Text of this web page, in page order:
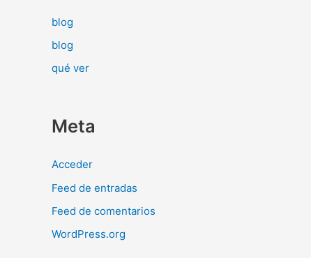
blog
blog
qué ver
Meta
Acceder
Feed de entradas
Feed de comentarios
WordPress.org